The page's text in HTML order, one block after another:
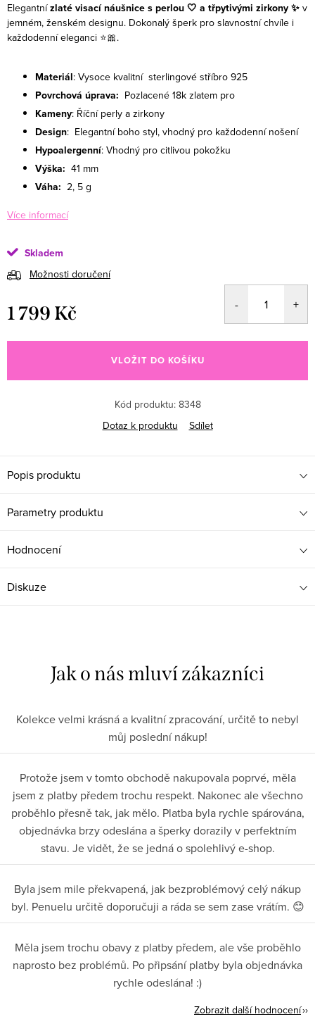
Elegantnízlaté visací náušnice s perlou 🤍 a třpytivými zirkony ✨ v
jemném, ženském designu. Dokonalý šperk pro slavnostní chvíle i
každodenní eleganci ⭐🎀.
Materiál: Vysoce kvalitní sterlingové stříbro 925
Povrchová úprava: Pozlacené 18k zlatem pro
Kameny: Říční perly a zirkony
Design: Elegantní boho styl, vhodný pro každodenní nošení
Hypoalergenní: Vhodný pro citlivou pokožku
Výška: 41 mm
Váha: 2, 5 g
Více informací
Skladem
Možnosti doručení
1 799 Kč
VLOŽIT DO KOŠÍKU
Kód produktu: 8348
Dotaz k produktu
Sdílet
Popis produktu
Parametry produktu
Hodnocení
Diskuze
Kolekce velmi krásná a kvalitní zpracování, určitě to nebyl
můj poslední nákup!
Protože jsem v tomto obchodě nakupovala poprvé, měla
jsem z platby předem trochu respekt. Nakonec ale všechno
proběhlo přesně tak, jak mělo. Platba byla rychle spárována,
objednávka brzy odeslána a šperky dorazily v perfektním
stavu. Je vidět, že se jedná o spolehlivý e-shop.
Byla jsem mile překvapená, jak bezproblémový celý nákup
byl. Penuelu určitě doporučuji a ráda se sem zase vrátím. 😊
Měla jsem trochu obavy z platby předem, ale vše proběhlo
naprosto bez problémů. Po připsání platby byla objednávka
rychle odeslána! :)
Zobrazit další hodnocení